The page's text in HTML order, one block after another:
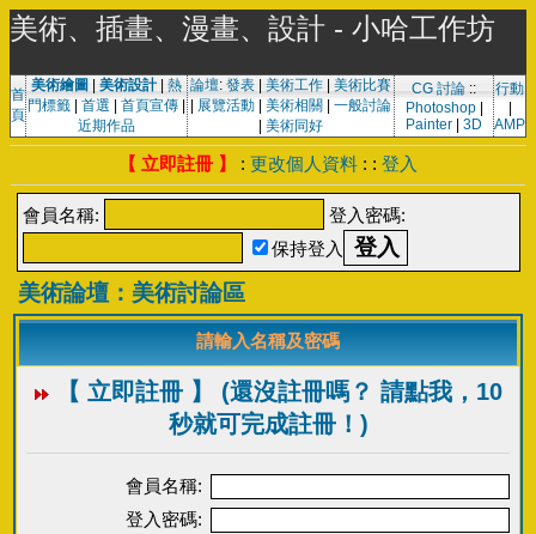
美術、插畫、漫畫、設計 - 小哈工作坊
首
頁
美術繪圖 美術設計| 熱
門標籤
首選 首頁宣傳
近期作品
論壇: 發表 美術工作
美術比賽
展覽活動 美術相關
一般討論
美術同好
CG 討論 ::
Photoshop|
Painter
3D
行動
AMP
【 立即註冊 】 : 更改個人資料 : : 登入
會員名稱:
登入密碼:
保持登入
美術論壇：美術討論區
請輸入名稱及密碼
【 立即註冊 】 (還沒註冊嗎？ 請點我，10
秒就可完成註冊！)
會員名稱:
登入密碼: